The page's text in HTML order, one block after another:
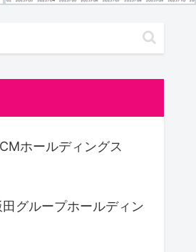
ホールディングス
田グループホールディン